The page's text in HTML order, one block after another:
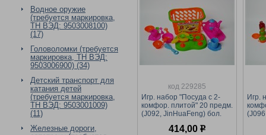
Водное оружие
(требуется маркировка,
ТН ВЭД: 9503008100)
(17)
Головоломки (требуется
маркировка, ТН ВЭД:
9503006900) (34)
Детский транспорт для
катания детей
(требуется маркировка,
ТН ВЭД: 9503001009)
(11)
Железные дороги,
код 229285
Игр. набор "Посуда с 2-
комфор. плитой" 20 предм.
(J092, JinHuaFeng) бол.
тележке 22*14,5*13см
414,00 р
Игр.